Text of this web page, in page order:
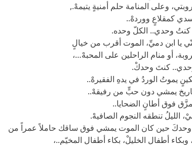
وعلى المنامة حلم أمنيةٍ يتيمهْ.,
كمقلاعٍ ووردهْ..
وحدي.. الكلّ وحده.
يا ابن دميِّ، الموت أقرب من خيالٍ
أو منام الراحلين على المحبهْ…،
كنتَ وحدكْ.
يموتُ الوردُ في يدهِ الفقيرهْ..
يمشي دون حبٍّ من رفيقهْ..
فوق أطانٍ الضحايا..
الليلُ تنطقه النجوم الصافيهْ.
حين كان الموت يمشي فوق ساقك حاملاً عمراً من
أطفال الخليلْ، بكاء أطفال المخيّمِ..،